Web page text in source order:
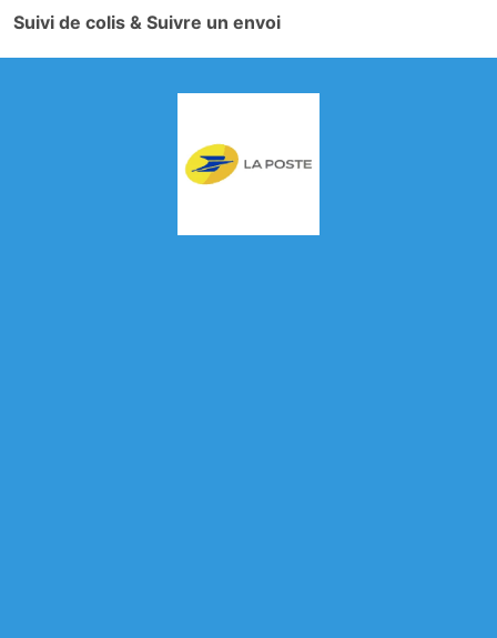
Suivi de colis & Suivre un envoi